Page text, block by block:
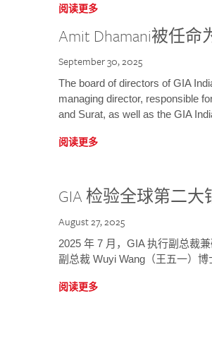
阅读更多
Amit Dhamani被任命
September 30, 2025
The board of directors of GIA
managing director, responsible
and Surat, as well as the GIA
阅读更多
GIA 检验全球第二大
August 27, 2025
2025 年 7 月，GIA 执行副总裁
副总裁 Wuyi Wang（王五一）
阅读更多